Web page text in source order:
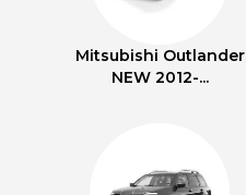
Mitsubishi Outlander
NEW 2012-...